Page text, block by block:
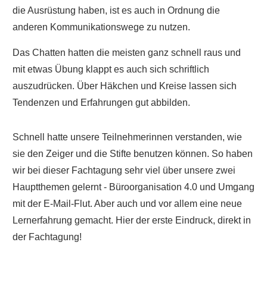
die Ausrüstung haben, ist es auch in Ordnung die
anderen Kommunikationswege zu nutzen.
Das Chatten hatten die meisten ganz schnell raus und
mit etwas Übung klappt es auch sich schriftlich
auszudrücken. Über Häkchen und Kreise lassen sich
Tendenzen und Erfahrungen gut abbilden.
Schnell hatte unsere Teilnehmerinnen verstanden, wie
sie den Zeiger und die Stifte benutzen können. So haben
wir bei dieser Fachtagung sehr viel über unsere zwei
Hauptthemen gelernt - Büroorganisation 4.0 und Umgang
mit der E-Mail-Flut. Aber auch und vor allem eine neue
Lernerfahrung gemacht. Hier der erste Eindruck, direkt in
der Fachtagung!